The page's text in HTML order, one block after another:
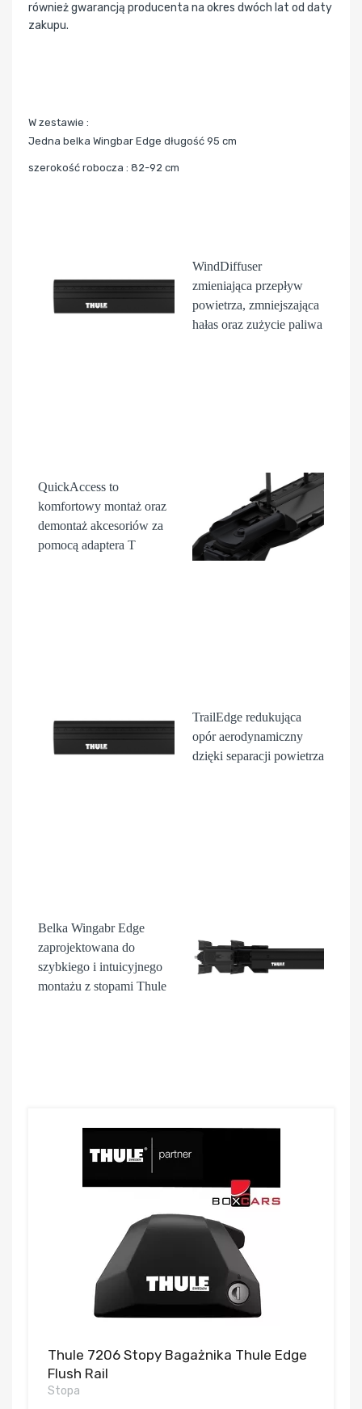
również gwarancją producenta na okres dwóch lat od daty
zakupu.
W zestawie :
Jedna belka Wingbar Edge długość 95 cm
szerokość robocza : 82-92 cm
WindDiffuser
zmieniająca przepływ
powietrza, zmniejszająca
hałas oraz zużycie paliwa
QuickAccess to
komfortowy montaż oraz
demontaż akcesoriów za
pomocą adaptera T
TrailEdge redukująca
opór aerodynamiczny
dzięki separacji powietrza
Belka Wingabr Edge
zaprojektowana do
szybkiego i intuicyjnego
montażu z stopami Thule
Thule 7206 Stopy Bagażnika Thule Edge
Flush Rail
Stopa